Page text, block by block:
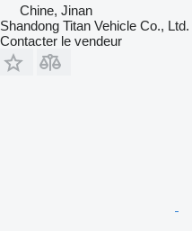
Chine, Jinan
Shandong Titan Vehicle Co., Ltd.
Contacter le vendeur